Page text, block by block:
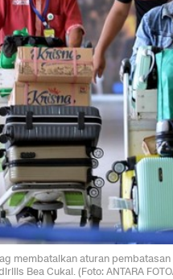
membatalkan aturan
Bea Cukai. (Foto: ANTARA